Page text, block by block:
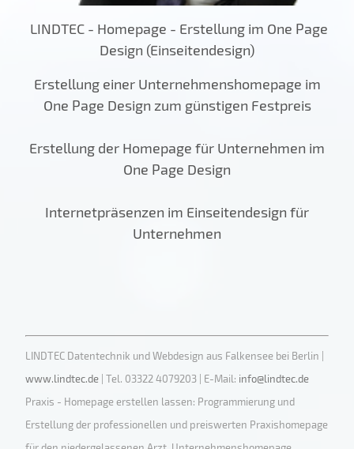
LINDTEC - Homepage - Erstellung im One Page
Design (Einseitendesign)
Erstellung einer Unternehmenshomepage im
One Page Design zum günstigen Festpreis
Erstellung der Homepage für Unternehmen im
One Page Design
Internetpräsenzen im Einseitendesign für
Unternehmen
LINDTEC Datentechnik und Webdesign aus Falkensee bei Berlin |
www.lindtec.de | Tel. 03322 4079203 | E-Mail: info@lindtec.de
Praxis - Homepage erstellen lassen: Programmierung und
Erstellung der professionellen und preiswerten Praxishomepage